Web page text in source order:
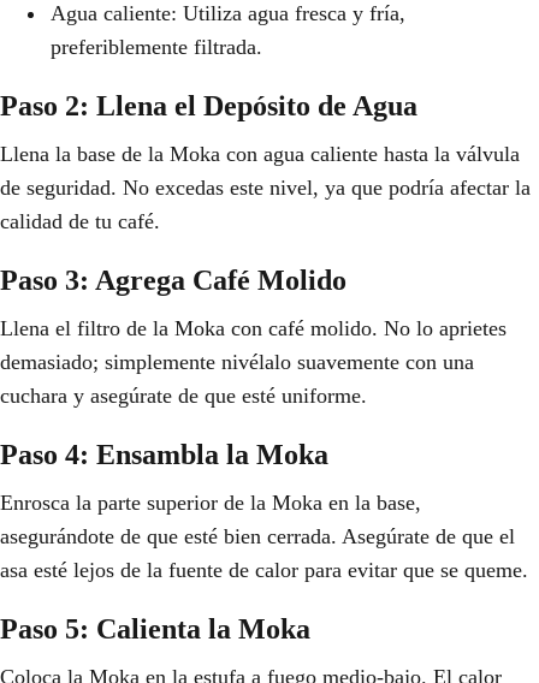
Agua caliente: Utiliza agua fresca y fría,
preferiblemente filtrada.
Paso 2: Llena el Depósito de Agua
Llena la base de la Moka con agua caliente hasta la válvula
de seguridad. No excedas este nivel, ya que podría afectar la
calidad de tu café.
Paso 3: Agrega Café Molido
Llena el filtro de la Moka con café molido. No lo aprietes
demasiado; simplemente nivélalo suavemente con una
cuchara y asegúrate de que esté uniforme.
Paso 4: Ensambla la Moka
Enrosca la parte superior de la Moka en la base,
asegurándote de que esté bien cerrada. Asegúrate de que el
asa esté lejos de la fuente de calor para evitar que se queme.
Paso 5: Calienta la Moka
Coloca la Moka en la estufa a fuego medio-bajo. El calor